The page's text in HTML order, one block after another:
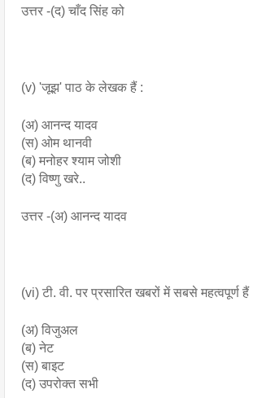
उत्तर -(द) चाँद सिंह को
(v) 'जूझ' पाठ के लेखक हैं :
(अ) आनन्द यादव
(स) ओम थानवी
(ब) मनोहर श्याम जोशी
(द) विष्णु खरे..
उत्तर -(अ) आनन्द यादव
(vi) टी. वी. पर प्रसारित खबरों में सबसे महत्वपूर्ण हैं
(अ) विजुअल
(ब) नेट
(स) बाइट
(द) उपरोक्त सभी